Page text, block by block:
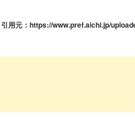
引用元：https://www.pref.aichi.jp/